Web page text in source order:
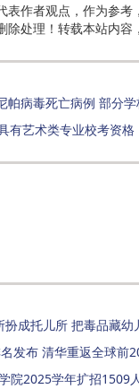
表作者观点，作为参
除处理！转载本站内容
帕病毒死亡病例 部分
有艺术类专业校考资格
扮成托儿所 把毒品藏幼
发布 清华重返全球前
院2025学年扩招1509人